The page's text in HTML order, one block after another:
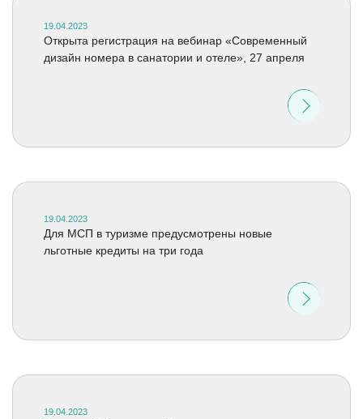
19.04.2023
Открыта регистрация на вебинар «Современный
дизайн номера в санатории и отеле», 27 апреля
19.04.2023
Для МСП в туризме предусмотрены новые
льготные кредиты на три года
19.04.2023